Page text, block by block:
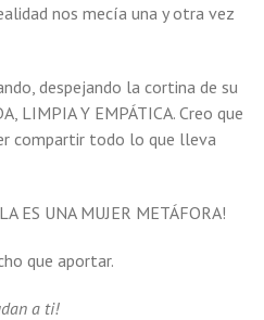
nos mecía una y otra vez
despejando la cortina de su
LIMPIA Y EMPÁTICA. Creo que
compartir todo lo que lleva
UNA MUJER METÁFORA!
que aportar.
a ti!